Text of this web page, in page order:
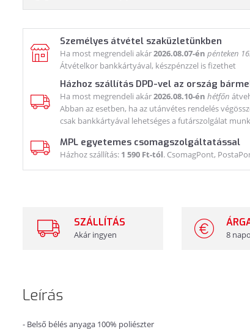
Személyes átvétel szaküzletünkben
Ha most megrendeli akár2026.08.07-én pénteken
Átvételkor bankkártyával, készpénzzel is fizethet
Házhoz szállítás DPD-vel az ország
Ha most megrendeli akár2026.08.10-én hétfőn
Abban az esetben, ha az utánvétes rendelés
csak bankkártyával lehetséges a futárszolgálat
MPL egyetemes csomagszolgáltatással
Házhoz szállítás: 1 590 Ft-tól. CsomagPont,
SZÁLLÍTÁS
Akár ingyen 8
Leírás
- Belső bélés anyaga 100% poliészter